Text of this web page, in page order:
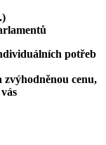
potřeb
cenu,